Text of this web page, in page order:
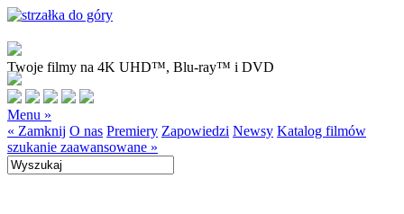
Twoje filmy na 4K UHD™, Blu-ray™ i DVD
Menu »
« Zamknij O nas Premiery Zapowiedzi Newsy Katalog filmów
szukanie zaawansowane »